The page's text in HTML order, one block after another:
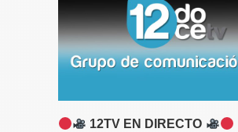
12TV EN DIRECTO